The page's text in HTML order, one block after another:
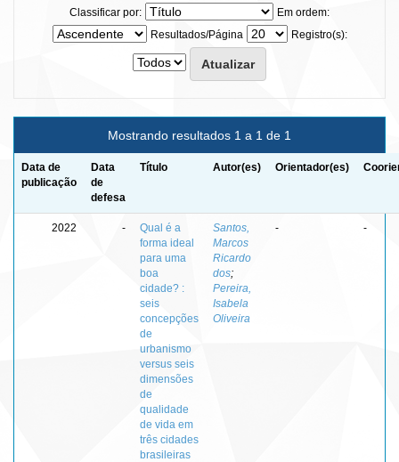
Classificar por:
Em ordem:
Resultados/Página
Registro(s):
Mostrando resultados 1 a 1 de 1
Data de
publicação
Data
de
defesa
Título Autor(es) Orientador(es)
2022 -
Qual é a
forma ideal
para uma
boa
cidade? :
seis
concepções
de
urbanismo
versus seis
dimensões
de
qualidade
de vida em
três cidades
brasileiras
Santos,
Marcos
Ricardo
dos;
Pereira,
Isabela
Oliveira
- -